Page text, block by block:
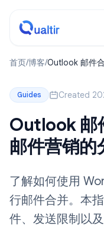
首页/博客/Outlook 邮件
Guides Created
Outlook 邮
邮件营销的
了解如何使用
行邮件合并。本
件、发送限制以